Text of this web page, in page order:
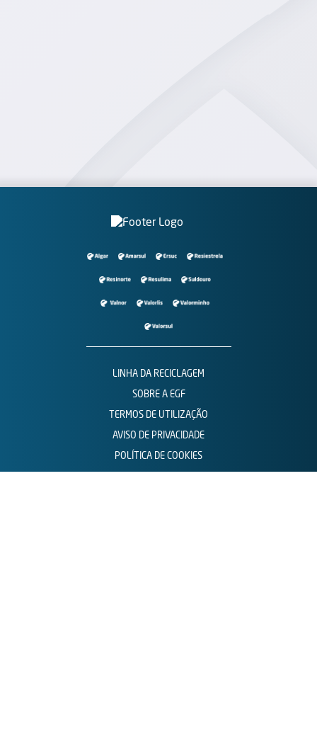
LINHA DA RECICLAGEM
SOBRE A EGF
TERMOS DE UTILIZAÇÃO
AVISO DE PRIVACIDADE
POLÍTICA DE COOKIES